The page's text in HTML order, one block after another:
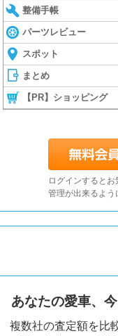
整備手帳
パーツレビュー
スポット
まとめ
【PR】ショッピング
ログインすると
管理が出来るよう
あなたの愛車、
複数社の査定額を比